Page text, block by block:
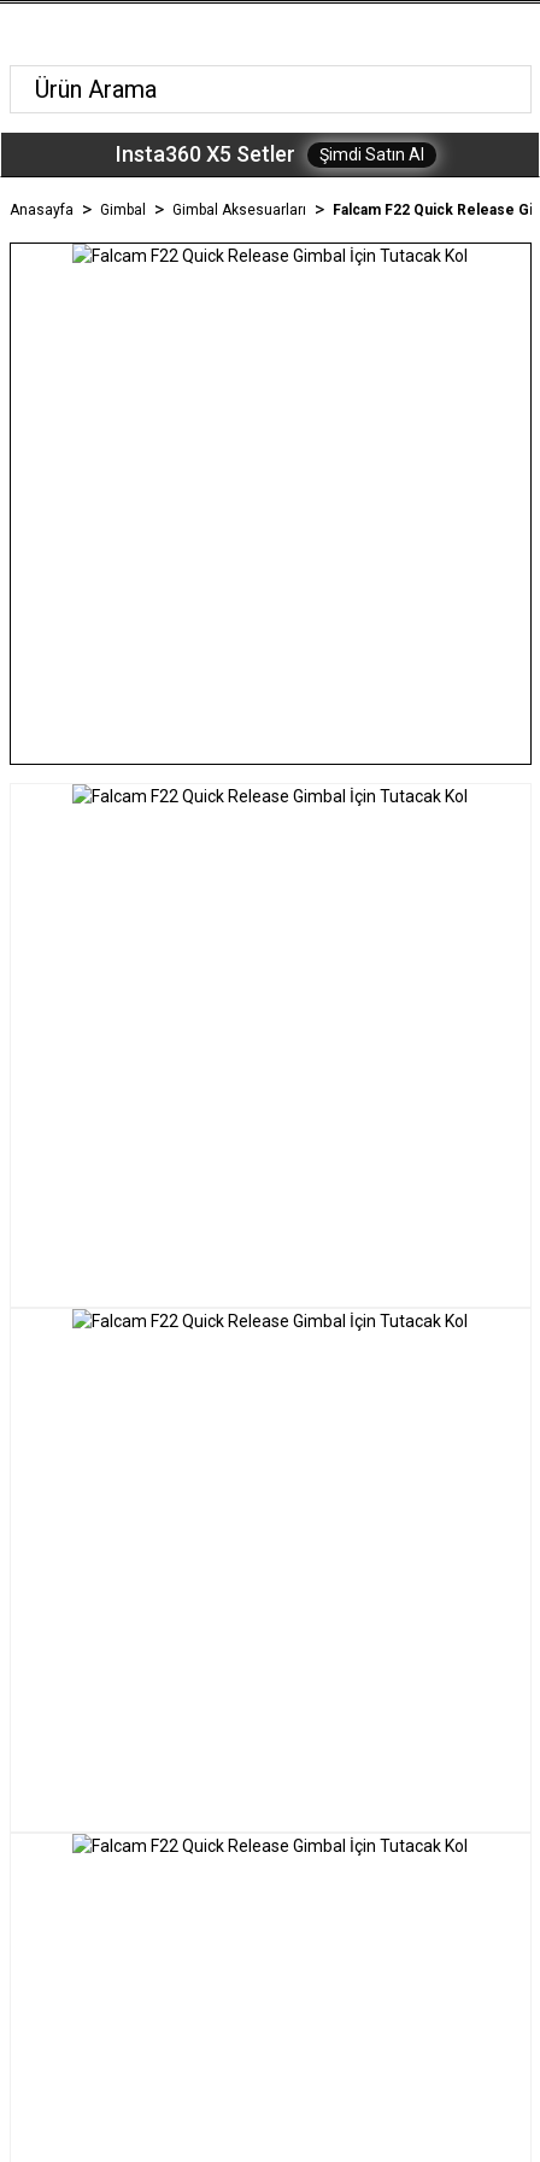
Insta360 X5 Setler Şimdi Satın Al
Anasayfa Gimbal Gimbal Aksesuarları Falcam F22 Quick Release